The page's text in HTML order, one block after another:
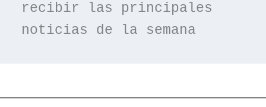
recibir las principales
noticias de la semana